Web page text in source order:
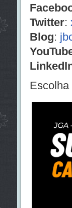
Twitter:
Blog: